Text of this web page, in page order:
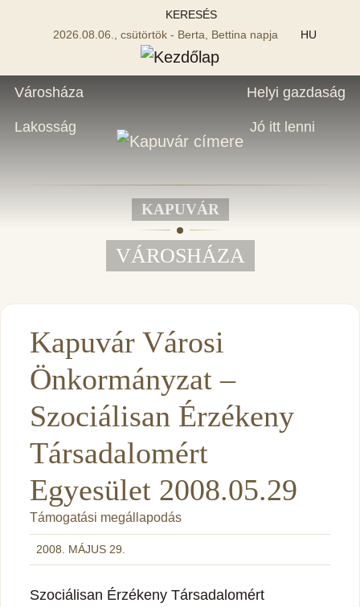
KERESÉS
2026.08.06., csütörtök - Berta, Bettina napja
HU
Városháza
Lakosság
Helyi gazdaság
Jó itt lenni
KAPUVÁR
VÁROSHÁZA
Kapuvár Városi
Önkormányzat –
Szociálisan Érzékeny
Társadalomért
Egyesület 2008.05.29
Támogatási megállapodás
2008. MÁJUS 29.
Szociálisan Érzékeny Társadalomért